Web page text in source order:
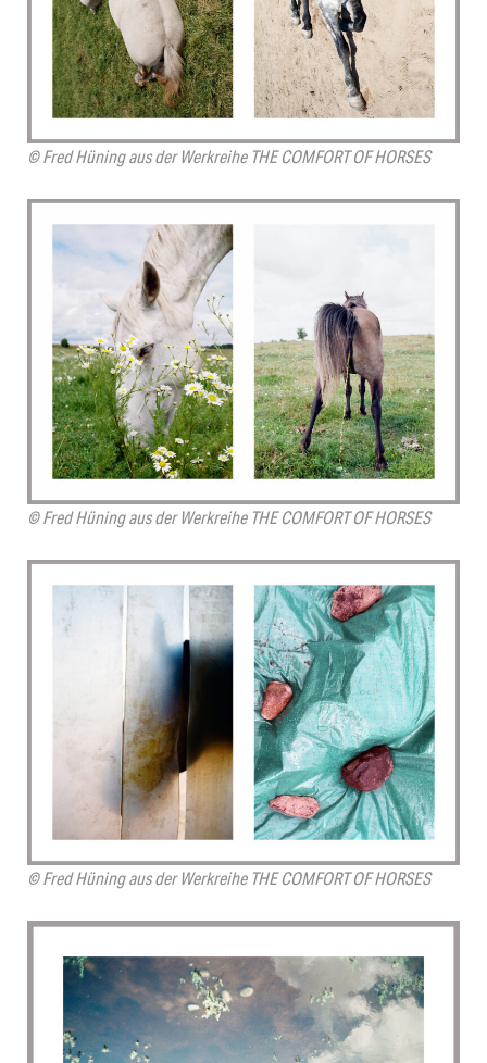
© Fred Hüning aus der Werkreihe THE COMFORT OF HORSES
© Fred Hüning aus der Werkreihe THE COMFORT OF HORSES
© Fred Hüning aus der Werkreihe THE COMFORT OF HORSES